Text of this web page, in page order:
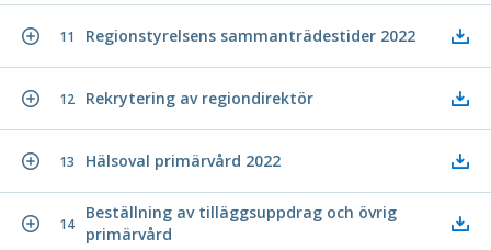
11 Regionstyrelsens sammanträdestider 2022
12 Rekrytering av regiondirektör
13 Hälsoval primärvård 2022
14
Beställning av tilläggsuppdrag och övrig
primärvård